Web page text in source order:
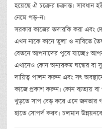
হয়েছে ঐ চক্রের চক্রান্ত। সাবধান
নেমে পড়–ন।
সরকার কাজের তদারকি করা এবং
এখন নাকে কানে তুলা ও নাবিতে
বেতনে আপনাদের পুষে যাচ্ছে?
এখানেও কোন অন্যরকম ঘন্ধের বা
দায়িত্ব পালন করুন এবং সৎ
কাজে প্রকাশ করুন। কোন ব্যত্যয়
খুড়তে সাপ বেড় করে এনে জনতার
হাতে সোপর্দ করব। চলমান